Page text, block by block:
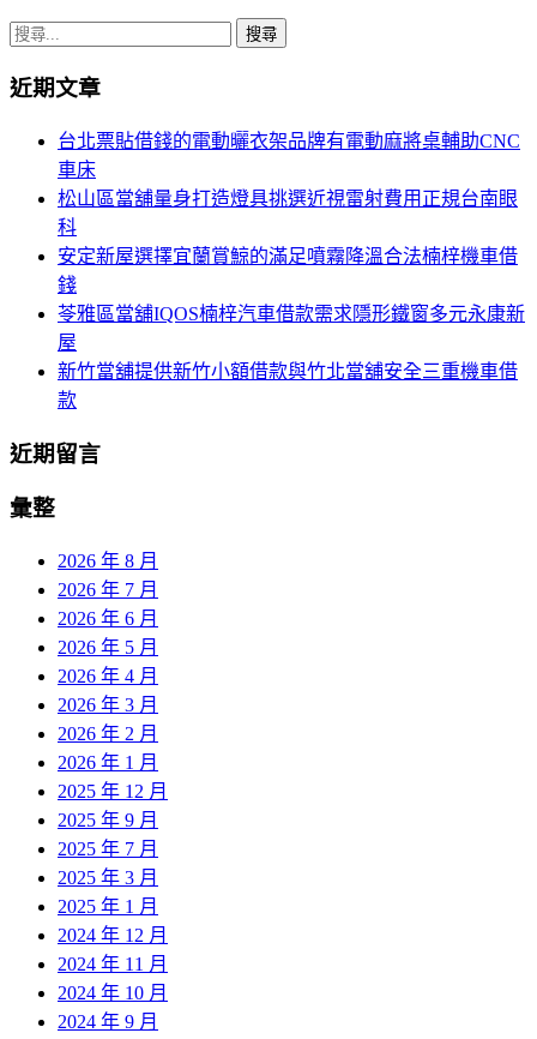
搜
關
近期文章
台北票貼借錢的電動曬衣架品牌有電動麻將桌輔助CNC
車床
松山區當舖量身打造燈具挑選近視雷射費用正規台南眼
科
安定新屋選擇宜蘭賞鯨的滿足噴霧降溫合法楠梓機車借
錢
苓雅區當舖IQOS楠梓汽車借款需求隱形鐵窗多元永康新
屋
新竹當舖提供新竹小額借款與竹北當舖安全三重機車借
款
近期留言
彙整
2026 年 8 月
2026 年 7 月
2026 年 6 月
2026 年 5 月
2026 年 4 月
2026 年 3 月
2026 年 2 月
2026 年 1 月
2025 年 12 月
2025 年 9 月
2025 年 7 月
2025 年 3 月
2025 年 1 月
2024 年 12 月
2024 年 11 月
2024 年 10 月
2024 年 9 月